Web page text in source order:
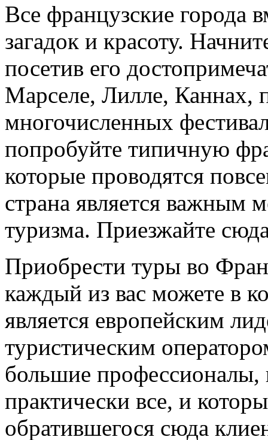
Все французские города
загадок и красоту.
посетив его
Марселе, Лилле, Каннах,
многочисленных
попробуйте типичную
которые проводятся
страна является важным
туризма. Приезжайте
Приобрести туры во
каждый из вас можете в
является европейским
туристическим
большие профессионалы,
практически все, и
обратившегося сюда